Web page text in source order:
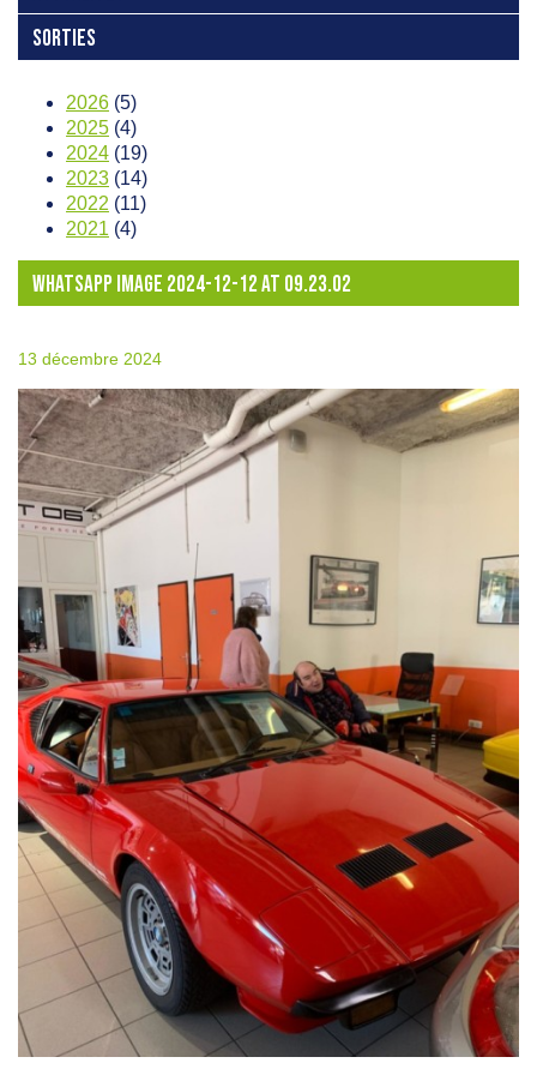
SORTIES
2026 (5)
2025 (4)
2024 (19)
2023 (14)
2022 (11)
2021 (4)
WHATSAPP IMAGE 2024-12-12 AT 09.23.02
13 décembre 2024